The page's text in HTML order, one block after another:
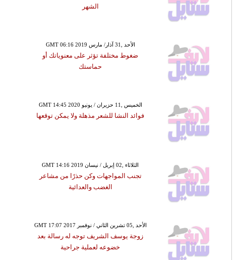
الشهر
GMT 06:16 2019 الأحد ,31 آذار/ مارس
ضغوط مختلفة تؤثر على معنوياتك أو
حماستك
GMT 14:45 2020 الخميس ,11 حزيران / يونيو
فوائد النشا للشعر مذهلة ولا يمكن توقعها
GMT 14:16 2019 الثلاثاء ,02 إبريل / نيسان
تجنب المواجهات وكن حذرًا من مشاعر
الغضب والعدائية
GMT 17:07 2017 الأحد ,05 تشرين الثاني / نوفمبر
زوجة يوسف الشريف توجه له رسالة بعد
خضوعه لعملية جراحية